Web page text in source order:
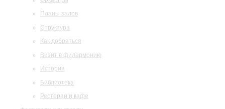
Планы залов
Структура
Как добраться
Визит в филармонию
История
Библиотека
Ресторан и кафе